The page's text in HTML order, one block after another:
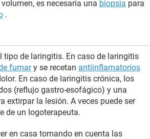
es necesaria una biopsia para
.
tipo de laringitis. En caso de laringitis
fumary se recetan antiinflamatorios
En caso de laringitis crónica, los
(reflujo gastro-esofágico) y una
extirpar la lesión. A veces puede ser
de un logoterapeuta.
en casa tomando en cuenta las